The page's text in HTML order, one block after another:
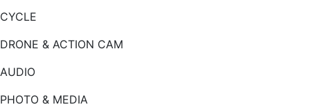
CYCLE
DRONE & ACTION CAM
AUDIO
PHOTO & MEDIA